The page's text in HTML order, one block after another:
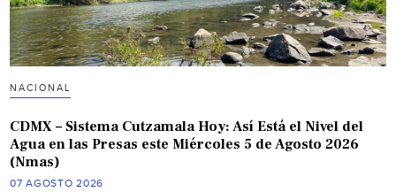
NACIONAL
CDMX – Sistema Cutzamala Hoy: Así Está el Nivel del
Agua en las Presas este Miércoles 5 de Agosto 2026
(Nmas)
07 AGOSTO 2026